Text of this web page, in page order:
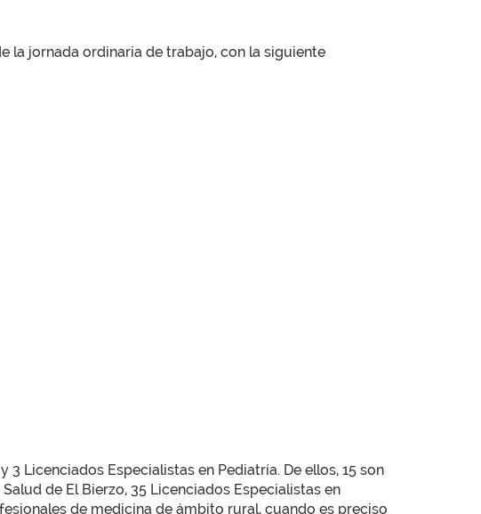
la jornada ordinaria de trabajo, con la siguiente
Licenciados Especialistas en Pediatría. De ellos, 15 son
de El Bierzo, 35 Licenciados Especialistas en
de medicina de ámbito rural, cuando es preciso